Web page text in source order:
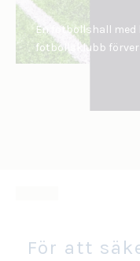
En fotbollshall
fotbollsklubb
För att